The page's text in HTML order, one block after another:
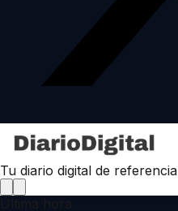
Tu diario digital de referencia